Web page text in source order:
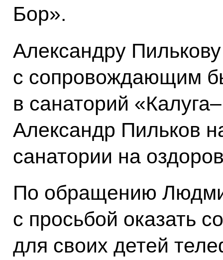
Бор».
Александру
с сопровождающим
в санаторий
Александр Пильков
санатории на
По обращению
с просьбой оказать
для своих детей